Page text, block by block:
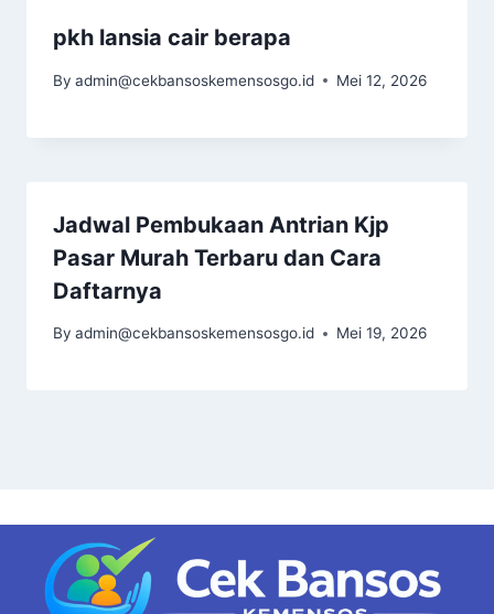
pkh lansia cair berapa
By admin@cekbansoskemensosgo.id Mei 12, 2026
Jadwal Pembukaan Antrian Kjp
Pasar Murah Terbaru dan Cara
Daftarnya
By admin@cekbansoskemensosgo.id Mei 19, 2026